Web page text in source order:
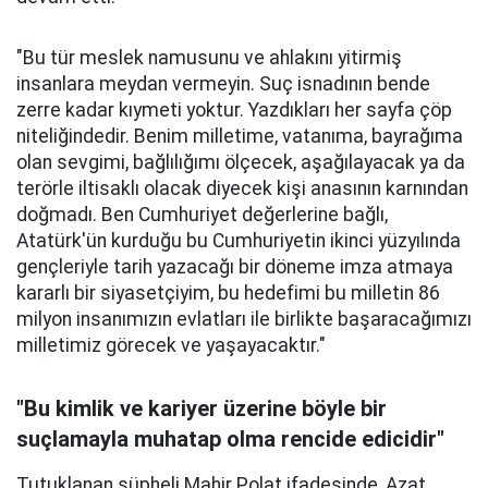
"Bu tür meslek namusunu ve ahlakını yitirmiş
insanlara meydan vermeyin. Suç isnadının bende
zerre kadar kıymeti yoktur. Yazdıkları her sayfa çöp
niteliğindedir. Benim milletime, vatanıma, bayrağıma
olan sevgimi, bağlılığımı ölçecek, aşağılayacak ya da
terörle iltisaklı olacak diyecek kişi anasının karnından
doğmadı. Ben Cumhuriyet değerlerine bağlı,
Atatürk'ün kurduğu bu Cumhuriyetin ikinci yüzyılında
gençleriyle tarih yazacağı bir döneme imza atmaya
kararlı bir siyasetçiyim, bu hedefimi bu milletin 86
milyon insanımızın evlatları ile birlikte başaracağımızı
milletimiz görecek ve yaşayacaktır."
"Bu kimlik ve kariyer üzerine böyle bir
suçlamayla muhatap olma rencide edicidir"